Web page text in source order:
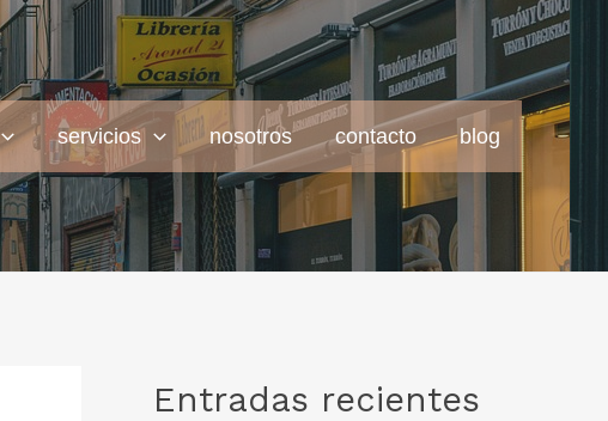
servicios nosotros contacto blog
Entradas recientes